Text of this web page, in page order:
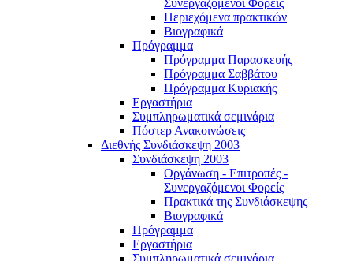
Συνεργαζόμενοι Φορείς
Περιεχόμενα πρακτικών
Βιογραφικά
Πρόγραμμα
Πρόγραμμα Παρασκευής
Πρόγραμμα Σαββάτου
Πρόγραμμα Κυριακής
Εργαστήρια
Συμπληρωματικά σεμινάρια
Πόστερ Ανακοινώσεις
Διεθνής Συνδιάσκεψη 2003
Συνδιάσκεψη 2003
Οργάνωση - Επιτροπές -
Συνεργαζόμενοι Φορείς
Πρακτικά της Συνδιάσκεψης
Βιογραφικά
Πρόγραμμα
Εργαστήρια
Συμπληρωματικά σεμινάρια